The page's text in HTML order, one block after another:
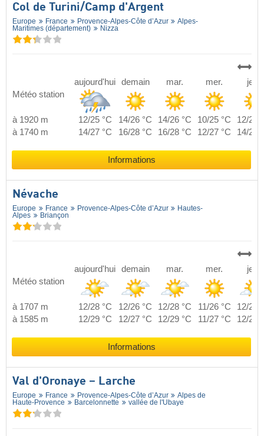
Col de Turini/​Camp d'Argent
Europe France Provence-Alpes-Côte d’Azur
Alpes-
Maritimes (département)
Nizza
Météo station
aujourd'hui demain mar. mer. jeu.
à 1920 m 12/25 °C 14/26 °C 14/26 °C 10/25 °C
12/26
à 1740 m
14/27 °C 16/28 °C 16/28 °C 12/27 °C 14/28
Informations
Névache
Europe France Provence-Alpes-Côte d’Azur
Hautes-
Alpes
Briançon
Météo station
aujourd'hui demain mar. mer. jeu.
à 1707 m 12/28 °C 12/26 °C 12/28 °C 11/26 °C
12/26
à 1585 m
12/29 °C 12/27 °C 12/29 °C 11/27 °C 12/27
Informations
Val d'Oronaye – Larche
Europe France Provence-Alpes-Côte d’Azur
Alpes de
Haute-Provence
Barcelonnette vallée de l'Ubaye